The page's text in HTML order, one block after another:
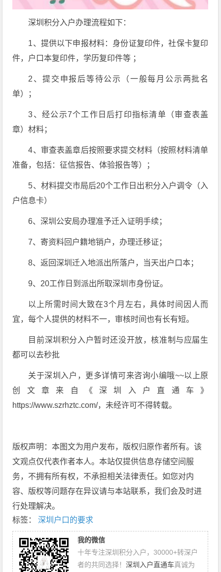
深圳积分入户办理流程如下：
1、提供以下申报材料：身份证复印件，社保卡复印
件，户口本复印件，学历复印件等 ；
2、提交申报后等待公示（一般每月公示两批名
单）；
3、经公示7个工作日后打印指标清单（审查表盖
章）材料；
4、审查表盖章后按照要求提交材料（按照材料清单
准备，包括：征信报告、体验报告等）；
5、材料提交市局后20个工作日出积分入户调令（入
户信息卡）
6、深圳公安局办理准予迁入证明手续；
7、寄资料回户籍地销户，办理迁移证；
8、返回深圳迁入地派出所落户，当天出户口本；
9、20工作日到派出所取深圳市身份证。
以上所需时间大致在3个月左右，具体时间因人而
宜，每个人提供的材料不一，审核时间也有长有短。
目前深圳积分入户暂时还没开放，核准制与应届生
都可以去秒批
关于深圳入户，更多详情可来咨询小编哦~~以上原
创文章来自《深圳入户直通车》
https://www.szrhztc.com/，未经许可不得转载。
版权声明：本图文为用户发布，版权归原作者所有。该
文观点仅代表作者本人。本站仅提供信息存储空间服
务，不拥有所有权，不承担相关法律责任。如您对内
容、版权等问题存在异议请与本站联系，我们会及时进
行处理解决。
标签：深圳户口的要求
我的微信
十年专注深圳积分入户，30000+转深户
者的共同选择！ 深圳入户直通车真诚为